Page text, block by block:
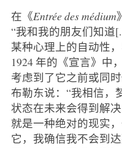
在《Entrée des médium
“我和我的朋友们知道
某种心理上的自动性
1924 年的《宣言》中
考虑到了它之前或同
布勒东说：“我相信，
状态在未来会得到解
就是一种绝对的现实
它，我确信我不会到